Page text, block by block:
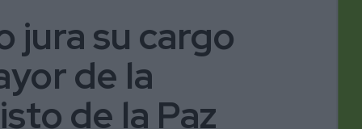
jura su cargo
de la
de la Paz